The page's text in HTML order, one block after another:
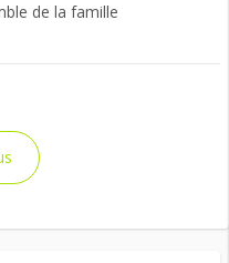
de la famille